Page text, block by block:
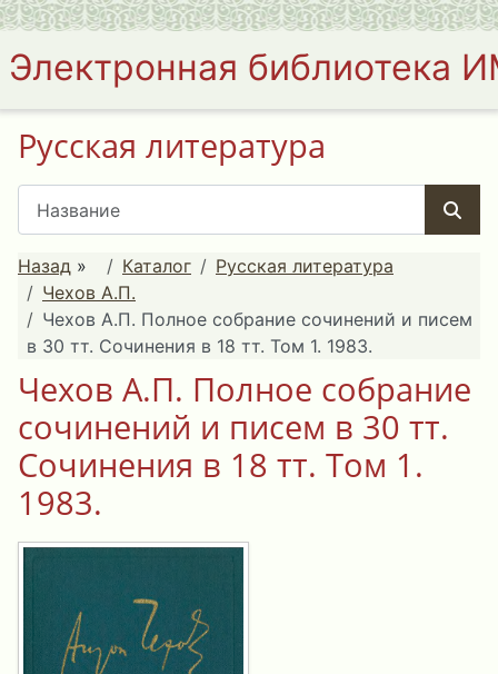
Электронная библиотека
Русская литература
Назад » Каталог
Русская литература
Чехов А.П.
Чехов А.П. Полное собрание сочинений и писем
в 30 тт. Сочинения в 18 тт. Том 1. 1983.
Чехов А.П. Полное собрание
сочинений и писем в 30 тт.
Сочинения в 18 тт. Том 1.
1983.